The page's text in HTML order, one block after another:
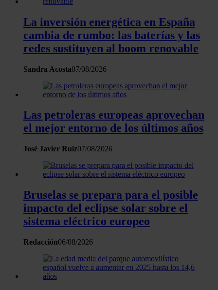
que les haya proporcionado o que hayan recopilado a
partir del uso que haya hecho de sus servicios.
La inversión energética en España
cambia de rumbo: las baterías y las
redes sustituyen al boom renovable
Sandra Acosta07/08/2026
Las petroleras europeas aprovechan
el mejor entorno de los últimos años
José Javier Ruiz07/08/2026
Bruselas se prepara para el posible
impacto del eclipse solar sobre el
sistema eléctrico europeo
Redacción06/08/2026